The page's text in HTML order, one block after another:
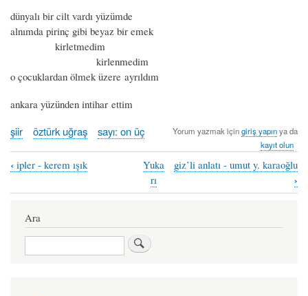
dünyalı bir cilt vardı yüzümde
alnımda pirinç gibi beyaz bir emek
kirletmedim
kirlenmedim
o çocuklardan ölmek üzere ayrıldım
ankara yüzünden intihar ettim
şiir öztürk uğraş sayı: on üç Yorum yazmak içingiriş yapınya da
kayıt olun
Book
traversal
links
for
söz
‹ ipler - kerem ışık
Yuka
rı
giz’li anlatı - umut y. karaoğlu
›
Ara
Ara